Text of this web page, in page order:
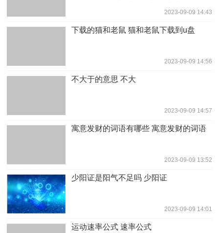
2023-09-09 14:43
下载的猫和老鼠 猫和老鼠下载到u盘
2023-09-09 14:56
不大于的意思 不大
2023-09-09 14:57
寓意发财的词语有哪些 寓意发财的词语
2023-09-09 13:52
少阳证是阳气不足吗 少阳证
2023-09-09 14:01
运动速率公式 速率公式